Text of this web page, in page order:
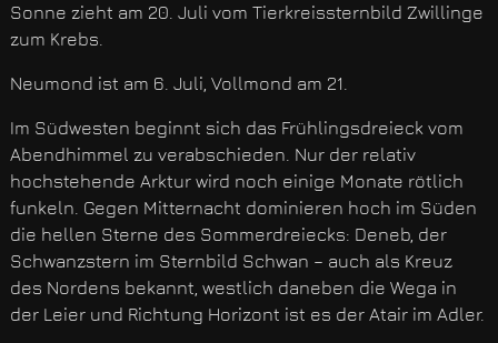
Sonne zieht am 20. Juli vom Tierkreissternbild Zwillinge
zum Krebs.
Neumond ist am 6. Juli, Vollmond am 21.
Im Südwesten beginnt sich das Frühlingsdreieck vom
Abendhimmel zu verabschieden. Nur der relativ
hochstehende Arktur wird noch einige Monate rötlich
funkeln. Gegen Mitternacht dominieren hoch im Süden
die hellen Sterne des Sommerdreiecks: Deneb, der
Schwanzstern im Sternbild Schwan – auch als Kreuz
des Nordens bekannt, westlich daneben die Wega in
der Leier und Richtung Horizont ist es der Atair im Adler.